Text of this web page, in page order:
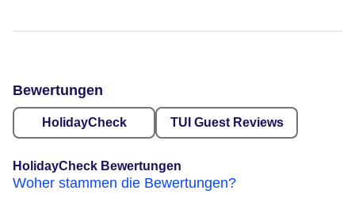
Bewertungen
HolidayCheck TUI Guest Reviews
HolidayCheck Bewertungen
Woher stammen die Bewertungen?